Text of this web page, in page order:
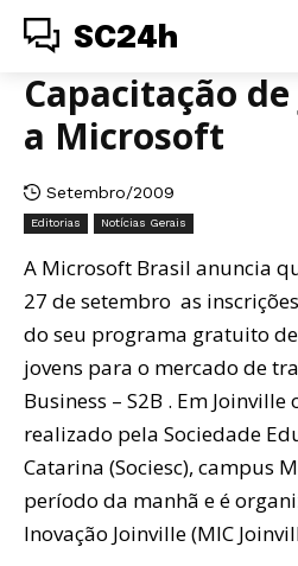
SC24h
Capacitação
a Microsoft
Setembro/2009
Editorias Notícias Gerais
A Microsoft Brasil anuncia
27 de setembro as
do seu programa gratuito
jovens para o mercado de
Business – S2B . Em
realizado pela Sociedade
Catarina (Sociesc), campus
período da manhã e é
Inovação Joinville (MIC